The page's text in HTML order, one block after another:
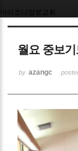
아리조나장로교회
월요 중보
by azangc